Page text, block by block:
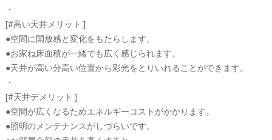
・
[#高い天井メリット ]
●空間に開放感と変化をもたらします。
●お家ね床面積が一緒でも広く感じられます。
●天井が高い分高い位置から彩光をとりいれることができます。
・
[#天井デメリット ]
●空間が広くなるためエネルギーコストがかかります。
●照明のメンテナンスがしづらいです。